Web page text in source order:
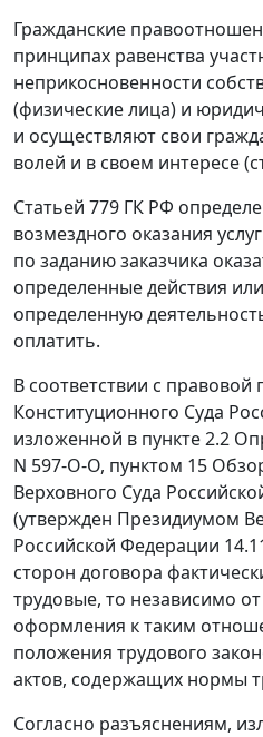
Гражданские
принципах равенства
неприкосновенности
(физические лица) и
и осуществляют свои
волей и в своем интересе
Статьей 779 ГК РФ
возмездного оказания
по заданию заказчика
определенные действия
определенную
оплатить.
В соответствии с правовой
Конституционного Суда
изложенной в пункте 2.2
N 597-О-О, пунктом 15
Верховного Суда
(утвержден Президиумом
Российской Федерации
сторон договора
трудовые, то независимо
оформления к таким
положения трудового
актов, содержащих нормы
Согласно разъяснениям,